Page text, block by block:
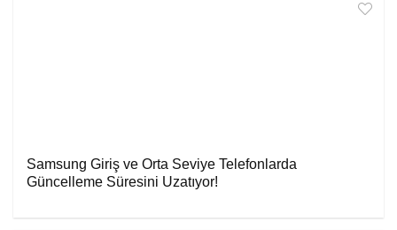
Samsung Giriş ve Orta Seviye Telefonlarda
Güncelleme Süresini Uzatıyor!